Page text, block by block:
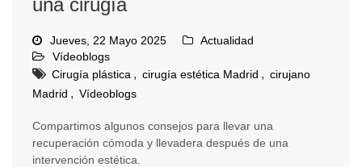
Jueves, 22 Mayo 2025
Actualidad
Vídeoblogs
Cirugía plástica , cirugía estética Madrid , cirujano
Madrid , Vídeoblogs
Compartimos algunos consejos para llevar una
recuperación cómoda y llevadera después de una
intervención estética.